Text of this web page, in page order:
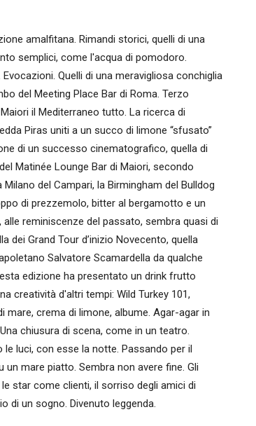
amalfitana. Rimandi storici, quelli di una
semplici, come l'acqua di pomodoro.
Quelli di una meravigliosa conchiglia
del Meeting Place Bar di Roma. Terzo
il Mediterraneo tutto. La ricerca di
Piras uniti a un succo di limone “sfusato”
di un successo cinematografico, quella di
Matinée Lounge Bar di Maiori, secondo
del Campari, la Birmingham del Bulldog
di prezzemolo, bitter al bergamotto e un
reminiscenze del passato, sembra quasi di
dei Grand Tour d’inizio Novecento, quella
Salvatore Scamardella da qualche
edizione ha presentato un drink frutto
creatività d'altri tempi: Wild Turkey 101,
mare, crema di limone, albume. Agar-agar in
chiusura di scena, come in un teatro.
luci, con esse la notte. Passando per il
mare piatto. Sembra non avere fine. Gli
star come clienti, il sorriso degli amici di
di un sogno. Divenuto leggenda.